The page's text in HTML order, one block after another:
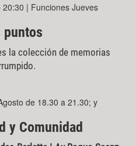
| Funciones Jueves
puntos
la colección de memorias
de 18.30 a 21.30; y
y Comunidad